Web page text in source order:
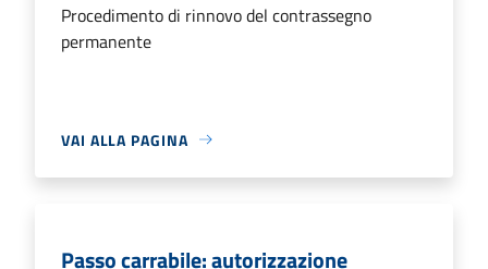
Procedimento di rinnovo del contrassegno
permanente
VAI ALLA PAGINA
Passo carrabile: autorizzazione